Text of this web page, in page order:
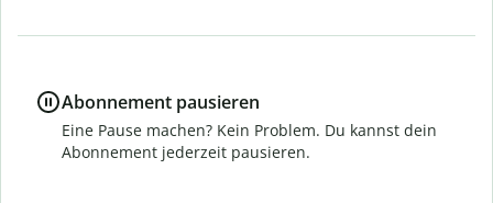
Abonnement pausieren
Eine Pause machen? Kein Problem. Du kannst dein
Abonnement jederzeit pausieren.